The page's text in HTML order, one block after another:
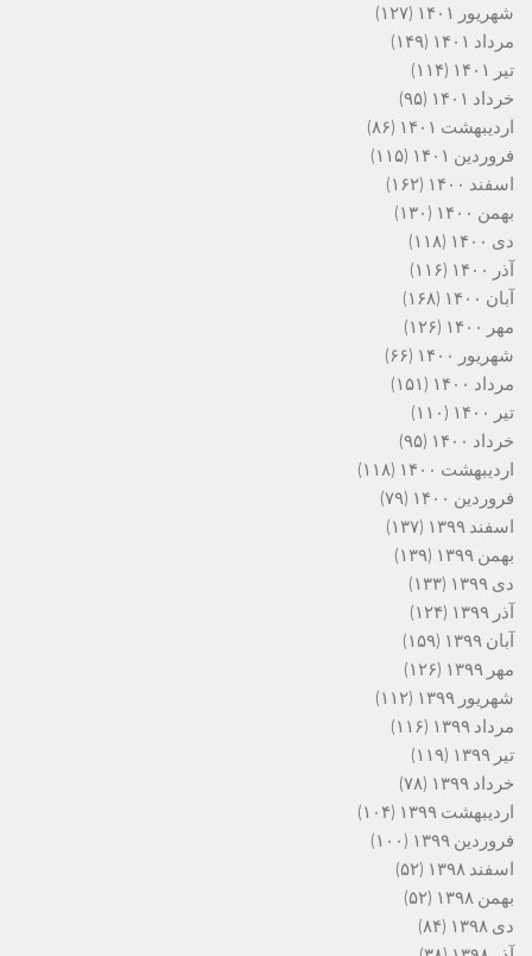
شهریور ۱۴۰۱
(۱۲۷)
مرداد ۱۴۰۱
(۱۴۹)
تیر ۱۴۰۱
(۱۱۴)
خرداد ۱۴۰۱
(۹۵)
اردیبهشت ۱۴۰۱
(۸۶)
فروردین ۱۴۰۱
(۱۱۵)
اسفند ۱۴۰۰
(۱۶۲)
بهمن ۱۴۰۰
(۱۳۰)
دی ۱۴۰۰
(۱۱۸)
آذر ۱۴۰۰
(۱۱۶)
آبان ۱۴۰۰
(۱۶۸)
مهر ۱۴۰۰
(۱۲۶)
شهریور ۱۴۰۰
(۶۶)
مرداد ۱۴۰۰
(۱۵۱)
تیر ۱۴۰۰
(۱۱۰)
خرداد ۱۴۰۰
(۹۵)
اردیبهشت ۱۴۰۰
(۱۱۸)
فروردین ۱۴۰۰
(۷۹)
اسفند ۱۳۹۹
(۱۳۷)
بهمن ۱۳۹۹
(۱۳۹)
دی ۱۳۹۹
(۱۳۳)
آذر ۱۳۹۹
(۱۲۴)
آبان ۱۳۹۹
(۱۵۹)
مهر ۱۳۹۹
(۱۲۶)
شهریور ۱۳۹۹
(۱۱۲)
مرداد ۱۳۹۹
(۱۱۶)
تیر ۱۳۹۹
(۱۱۹)
خرداد ۱۳۹۹
(۷۸)
اردیبهشت ۱۳۹۹
(۱۰۴)
فروردین ۱۳۹۹
(۱۰۰)
اسفند ۱۳۹۸
(۵۲)
بهمن ۱۳۹۸
(۵۲)
دی ۱۳۹۸
(۸۴)